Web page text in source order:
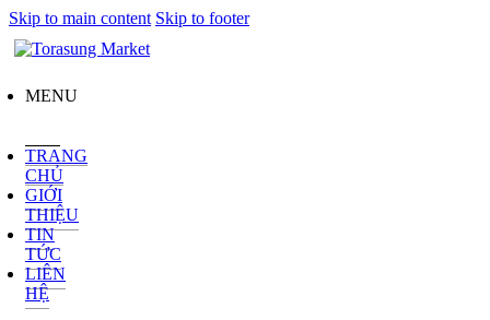
Skip to main content Skip to footer
MENU
TRANG
CHỦ
GIỚI
THIỆU
TIN
TỨC
LIÊN
HỆ